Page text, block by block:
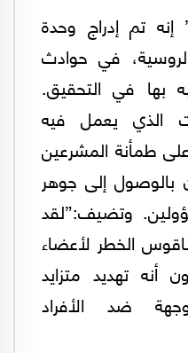
إنه تم إدراج وحدة
في حوادث
بها في التحقيق.
الذي يعمل فيه
طمأنة المشرعين
بالوصول إلى جوهر
وتضيف:”لقد
الخطر لأعضاء
أنه تهديد متزايد
ضد الأفراد